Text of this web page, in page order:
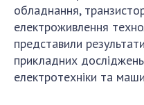
МЕДІА ПРО НАС
АКАДЕМІЯ
КОНТАКТИ
обладнання,
електроживлення
представили
прикладних
електротехніки та